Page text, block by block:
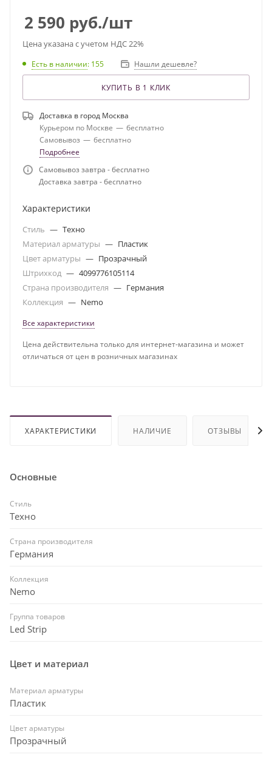
2 590 руб./шт
Цена указана с учетом НДС 22%
Есть в наличии: 155 Нашли дешевле?
КУПИТЬ В 1 КЛИК
Доставка в город Москва
Курьером по Москве — бесплатно
Самовывоз — бесплатно
Подробнее
Самовывоз завтра - бесплатно
Доставка завтра - бесплатно
Характеристики
Стиль — Техно
Материал арматуры — Пластик
Цвет арматуры — Прозрачный
Штрихкод — 4099776105114
Страна производителя — Германия
Коллекция — Nemo
Все характеристики
Цена действительна только для интернет-магазина и может
отличаться от цен в розничных магазинах
ХАРАКТЕРИСТИКИ НАЛИЧИЕ ОТЗЫВЫ
Основные
Стиль
Техно
Страна производителя
Германия
Коллекция
Nemo
Группа товаров
Led Strip
Цвет и материал
Материал арматуры
Пластик
Цвет арматуры
Прозрачный